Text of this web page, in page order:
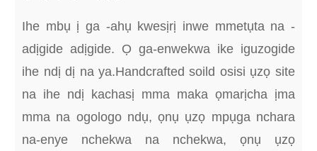
Ihe mbụ ị ga -ahụ kwesịrị inwe mmetụta na -
adịgide adịgide. Ọ ga-enwekwa ike iguzogide
ihe ndị dị na ya.Handcrafted soild osisi ụzọ site
na ihe ndị kachasị mma maka ọmarịcha ịma
mma na ogologo ndụ, ọnụ ụzọ mpụga nchara
na-enye nchekwa na nchekwa, ọnụ ụzọ